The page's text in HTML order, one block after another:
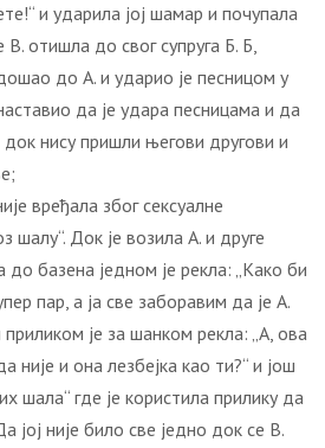
и ударила јој шамар и почупала
В. отишла до свог супруга Б. Б,
до А. и ударио је песницом у
да је удара песницама и да
док нису пришли његови другови и
вређала због сексуалне
шалу“. Док је возила А. и друге
до базена једном је рекла: „Како би
пар, а ја све заборавим да је А.
приликом је за шанком рекла: „А, ова
није и она лезбејка као ти?“ и још
шала“ где је користила прилику да
јој није било све једно док се В.